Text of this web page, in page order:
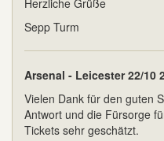
Herzliche Grüße
Sepp Turm
Arsenal - Leicester 22/10
Vielen Dank für den guten
Antwort und die Fürsorge
Tickets sehr geschätzt.